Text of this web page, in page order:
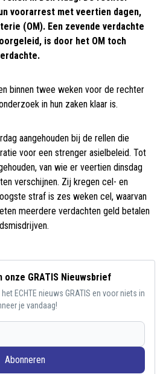
voorarrest met veertien dagen,
(OM). Een zevende verdachte
is door het OM toch
binnen twee weken voor de rechter
in hun zaken klaar is.
aangehouden bij de rellen die
voor een strenger asielbeleid. Tot
van wie er veertien dinsdag
verschijnen. Zij kregen cel- en
straf is zes weken cel, waarvan
meerdere verdachten geld betalen
onze GRATIS Nieuwsbrief
het ECHTE nieuws GRATIS en voor niets in
je vandaag!
Abonneren